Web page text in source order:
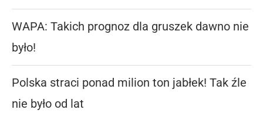
WAPA: Takich prognoz dla gruszek dawno nie
było!
Polska straci ponad milion ton jabłek! Tak źle
nie było od lat